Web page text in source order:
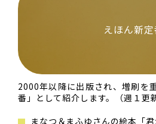
えほん新定
2000年以降に出版され、増刷を
番」として紹介します。（週１更新
まなつ＆まふゆさんの絵本「